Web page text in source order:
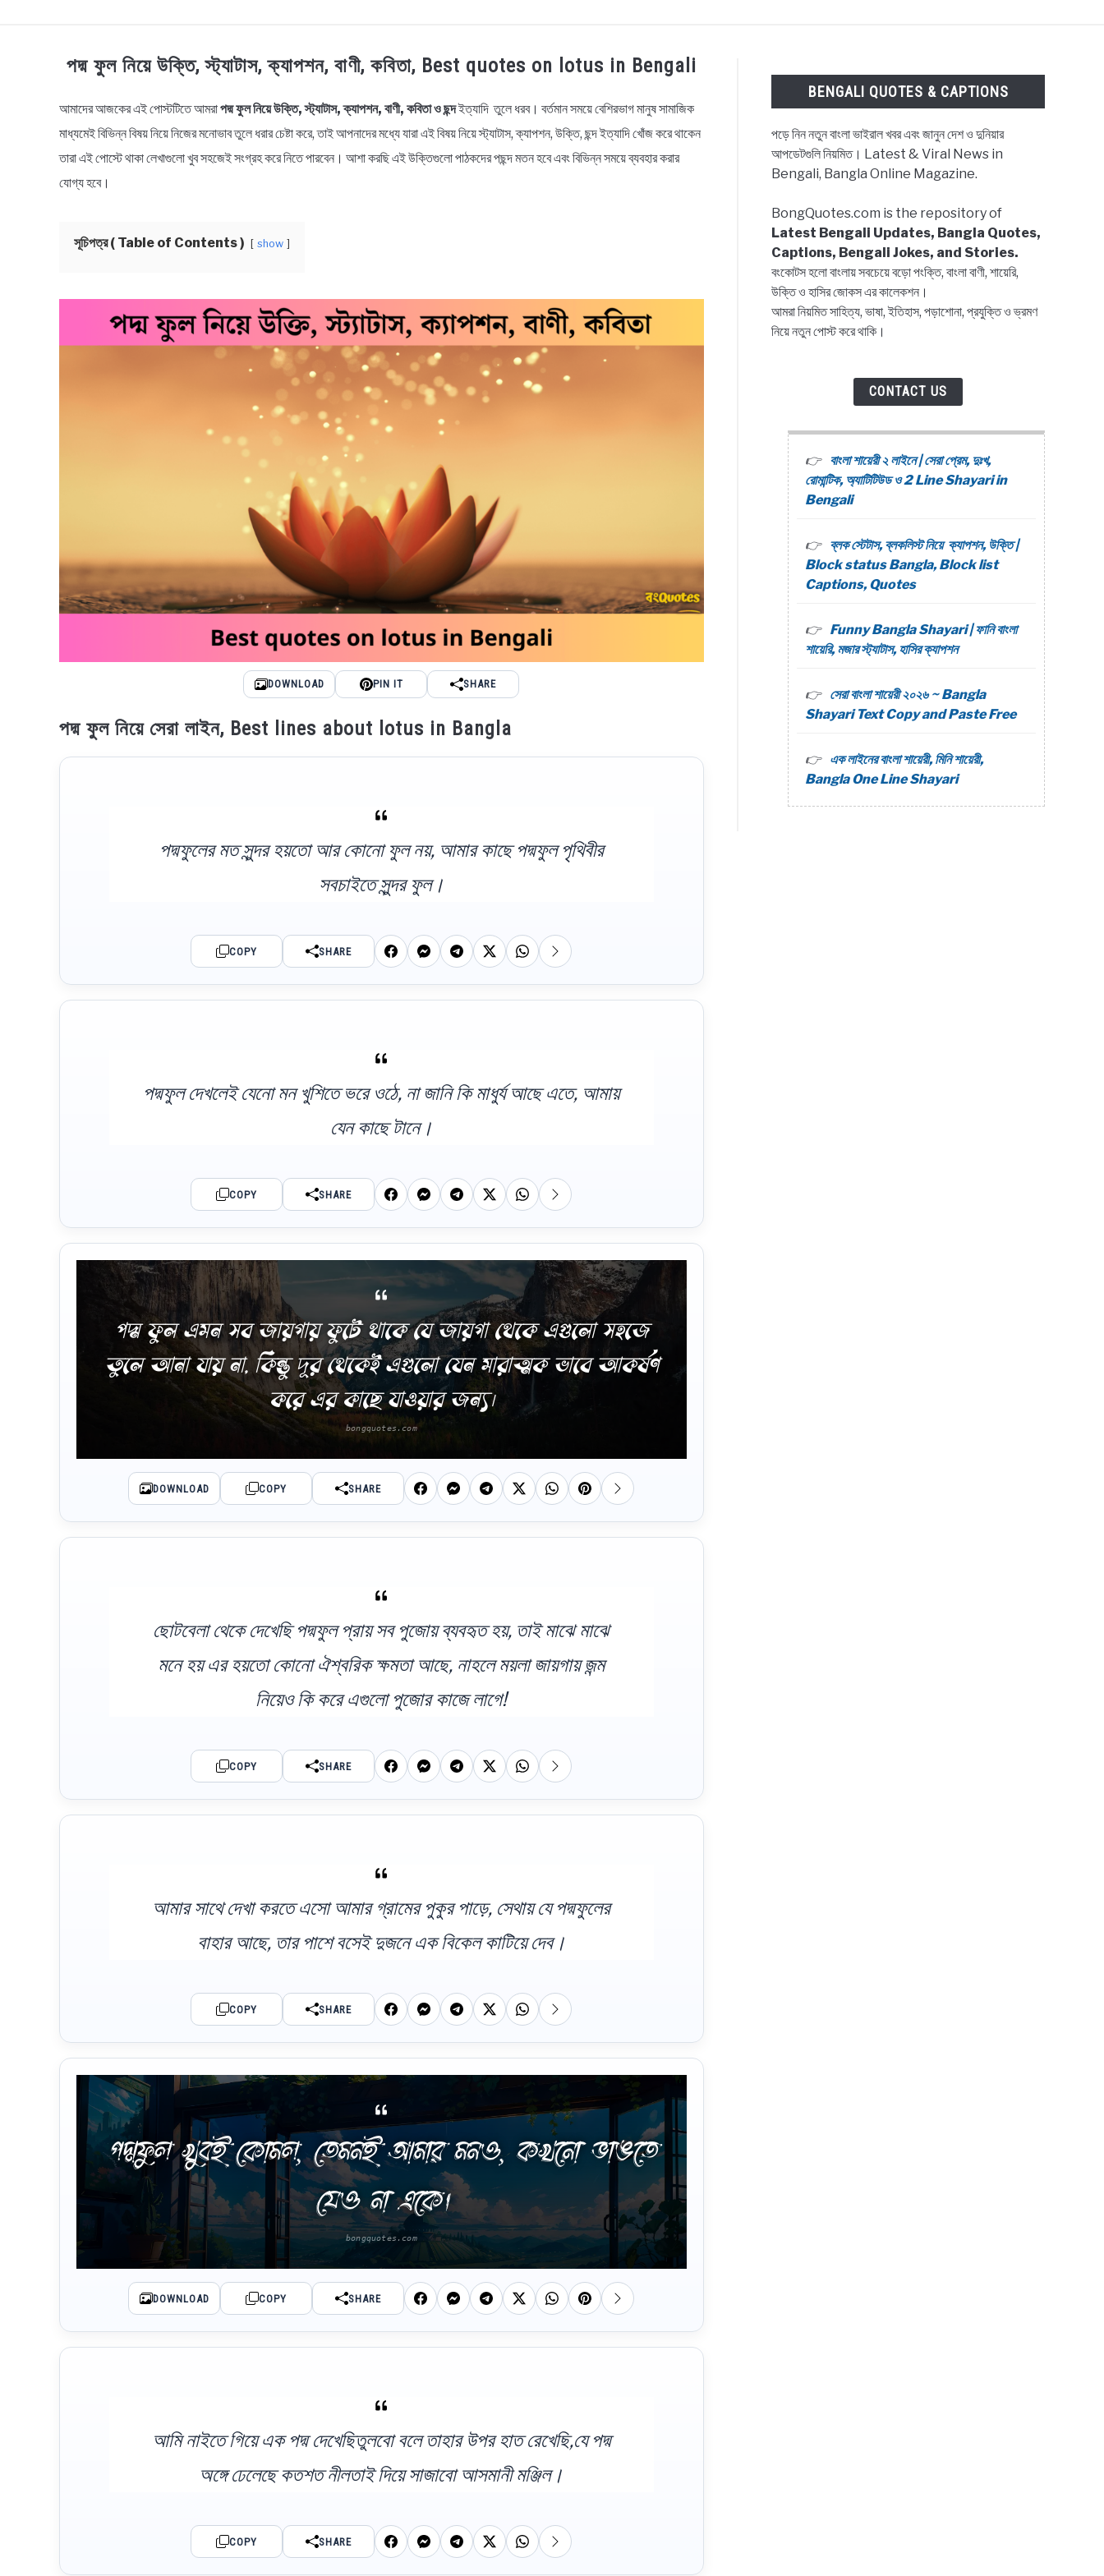
TECHNOLOGY HEALTH & LIFESTYLE BIOGRAPHY EDUCATIONAL BENGALI WISHES
BENGALI NAMES BENGALI STORIES
পদ্ম ফুল নিয়ে উক্তি, স্ট্যাটাস, ক্যাপশন, বাণী, কবিতা, Best quotes on lotus in Bengali
in
Bengali
Quotes
Bengali
Status
আমাদের আজকের এই পোস্টটিতে আমরাপদ্ম ফুল নিয়ে উক্তি, স্ট্যাটাস, ক্যাপশন, বাণী, কবিতা ও ছন্দইত্যাদি তুলে ধরব। বর্তমান সময়ে বেশিরভাগ মানুষ সামাজিক
মাধ্যমেই বিভিন্ন বিষয় নিয়ে নিজের মনোভাব তুলে ধরার চেষ্টা করে, তাই আপনাদের মধ্যে যারা এই বিষয় নিয়ে স্ট্যাটাস, ক্যাপশন, উক্তি, ছন্দ ইত্যাদি খোঁজ করে থাকেন
তারা এই পোস্টে থাকা লেখাগুলো খুব সহজেই সংগ্রহ করে নিতে পারবেন। আশা করছি এই উক্তিগুলো পাঠকদের পছন্দ মতন হবে এবং বিভিন্ন সময়ে ব্যবহার করার
যোগ্য হবে।
সূচিপত্র ( Table of Contents ) show
DOWNLOAD PIN IT SHARE
পদ্ম ফুল নিয়ে সেরা লাইন, Best lines about lotus in Bangla
পদ্মফুলের মত সুন্দর হয়তো আর কোনো ফুল নয়, আমার কাছে পদ্মফুল পৃথিবীর
সবচাইতে সুন্দর ফুল।
COPY SHARE
পদ্মফুল দেখলেই যেনো মন খুশিতে ভরে ওঠে, না জানি কি মাধুর্য আছে এতে, আমায়
যেন কাছে টানে।
COPY SHARE
পদ্ম ফুল এমন সব জায়গায় ফুটে থাকে যে জায়গা থেকে এগুলো সহজে
তুলে আনা যায় না, কিন্তু দূর থেকেই এগুলো যেন মারাত্মক ভাবে আকর্ষণ
করে এর কাছে যাওয়ার জন্য।
DOWNLOAD COPY SHARE
ছোটবেলা থেকে দেখেছি পদ্মফুল প্রায় সব পুজোয় ব্যবহৃত হয়, তাই মাঝে মাঝে
মনে হয় এর হয়তো কোনো ঐশ্বরিক ক্ষমতা আছে, নাহলে ময়লা জায়গায় জন্ম
নিয়েও কি করে এগুলো পুজোর কাজে লাগে!
COPY SHARE
আমার সাথে দেখা করতে এসো আমার গ্রামের পুকুর পাড়ে, সেথায় যে পদ্মফুলের
বাহার আছে, তার পাশে বসেই দুজনে এক বিকেল কাটিয়ে দেব।
COPY SHARE
পদ্মফুল খুবই কোমল, তেমনই আমার মনও, কখনো ভাঙতে
যেও না একে।
DOWNLOAD COPY SHARE
আমি নাইতে গিয়ে এক পদ্ম দেখেছিতুলবো বলে তাহার উপর হাত রেখেছি,যে পদ্ম
অঙ্গে ঢেলেছে কতশত নীলতাই দিয়ে সাজাবো আসমানী মঞ্জিল।
COPY SHARE
BENGALI QUOTES & CAPTIONS
পড়ে নিন নতুন বাংলা ভাইরাল খবর এবং জানুন দেশ ও দুনিয়ার
আপডেটগুলি নিয়মিত। Latest & Viral News in
Bengali, Bangla Online Magazine.
BongQuotes.com is the repository of
Latest Bengali Updates, Bangla Quotes,
Captions, Bengali Jokes, and Stories.
বংকোটস হলো বাংলায় সবচেয়ে বড়ো পংক্তি, বাংলা বাণী, শায়েরি,
উক্তি ও হাসির জোকস এর কালেকশন।
আমরা নিয়মিত সাহিত্য, ভাষা, ইতিহাস, পড়াশোনা, প্রযুক্তি ও ভ্রমণ
নিয়ে নতুন পোস্ট করে থাকি।
CONTACT US
বাংলা শায়েরী ২ লাইনে | সেরা প্রেম, দুঃখ,
রোমান্টিক, অ্যাটিটিউড ও 2 Line Shayari in
Bengali
ব্লক স্টেটাস, ব্লকলিস্ট নিয়ে ক্যাপশন, উক্তি |
Block status Bangla, Block list
Captions, Quotes
Funny Bangla Shayari | ফানি বাংলা
শায়েরি, মজার স্ট্যাটাস, হাসির ক্যাপশন
সেরা বাংলা শায়েরী ২০২৬ ~ Bangla
Shayari Text Copy and Paste Free
এক লাইনের বাংলা শায়েরী, মিনি শায়েরী,
Bangla One Line Shayari